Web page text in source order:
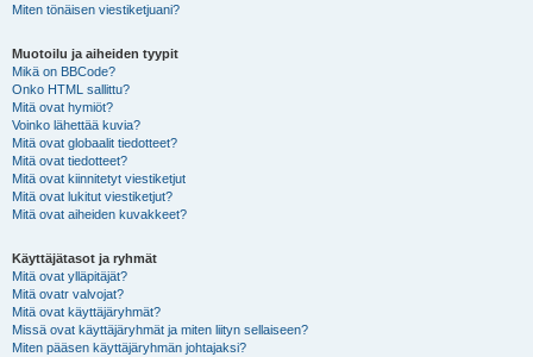
Miten tönäisen viestiketjuani?
Muotoilu ja aiheiden tyypit
Mikä on BBCode?
Onko HTML sallittu?
Mitä ovat hymiöt?
Voinko lähettää kuvia?
Mitä ovat globaalit tiedotteet?
Mitä ovat tiedotteet?
Mitä ovat kiinnitetyt viestiketjut
Mitä ovat lukitut viestiketjut?
Mitä ovat aiheiden kuvakkeet?
Käyttäjätasot ja ryhmät
Mitä ovat ylläpitäjät?
Mitä ovatr valvojat?
Mitä ovat käyttäjäryhmät?
Missä ovat käyttäjäryhmät ja miten liityn sellaiseen?
Miten pääsen käyttäjäryhmän johtajaksi?